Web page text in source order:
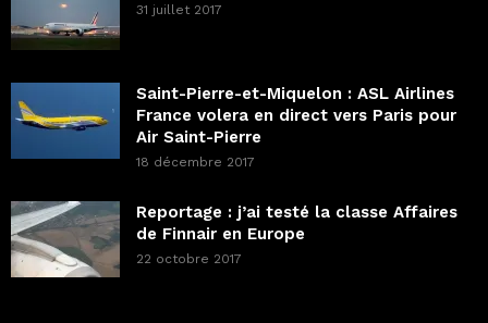
31 juillet 2017
Saint-Pierre-et-Miquelon : ASL Airlines
France volera en direct vers Paris pour
Air Saint-Pierre
18 décembre 2017
Reportage : j’ai testé la classe Affaires
de Finnair en Europe
22 octobre 2017